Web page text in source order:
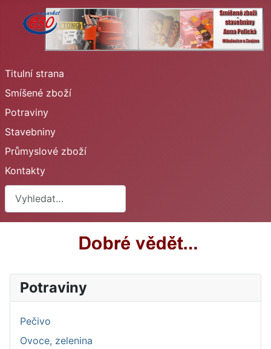
Titulní strana
Smíšené zboží
Potraviny
Stavebniny
Průmyslové zboží
Kontakty
--
Potraviny
Pečivo
Ovoce, zelenina